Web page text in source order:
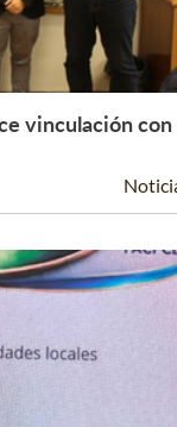
Leer Más +
vinculación con